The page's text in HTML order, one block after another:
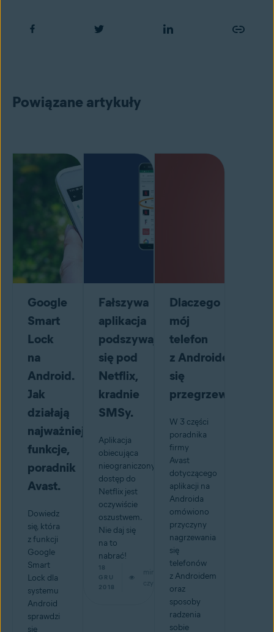
Powiązane artykuły
Google
Smart
Lock
na
Android.
Jak
działają
najważniejsze
funkcje,
poradnik
Avast.
Dowiedz
się, która
z funkcji
Google
Smart
Lock dla
systemu
Android
sprawdzi
się
Fałszywa
aplikacja
podszywająca
się pod
Netflix,
kradnie
SMSy.
Aplikacja
obiecująca
nieograniczony
dostęp do
Netflix jest
oczywiście
oszustwem.
Nie daj się
na to
nabrać!
18
GRU
2018
min
czytaj
Dlaczego
mój
telefon
z Androidem
się
przegrzewa?
W 3 części
poradnika
firmy
Avast
dotyczącego
aplikacji na
Androida
omówiono
przyczyny
nagrzewania
się
telefonów
z Androidem
oraz
sposoby
radzenia
sobie